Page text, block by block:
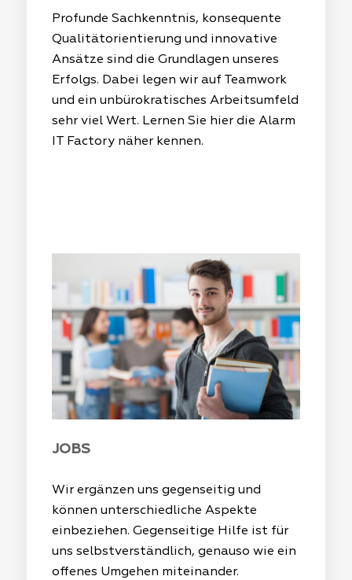
Profunde Sachkenntnis, konsequente
Qualitätorientierung und innovative
Ansätze sind die Grundlagen unseres
Erfolgs. Dabei legen wir auf Teamwork
und ein unbürokratisches Arbeitsumfeld
sehr viel Wert. Lernen Sie hier die Alarm
IT Factory näher kennen.
JOBS
Wir ergänzen uns gegenseitig und
können unterschiedliche Aspekte
einbeziehen. Gegenseitige Hilfe ist für
uns selbstverständlich, genauso wie ein
offenes Umgehen miteinander.